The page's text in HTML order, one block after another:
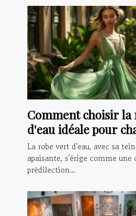
Comment choisir la
d'eau idéale pour
occasion ?
La robe vert d'eau, avec sa
apaisante, s'érige comme une
prédilection...